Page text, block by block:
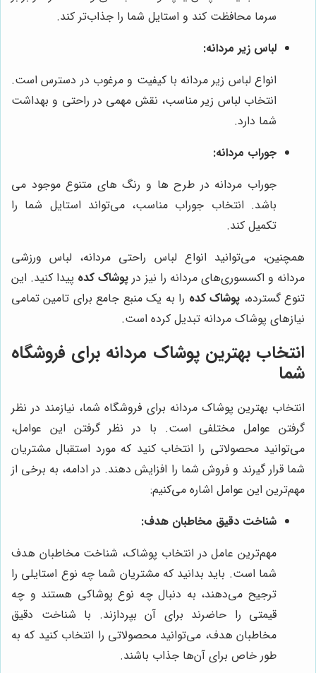
سرما محافظت کند و استایل شما را جذاب‌تر کند.
لباس زیر مردانه:
انواع لباس زیر مردانه با کیفیت و مرغوب در دسترس است.
انتخاب لباس زیر مناسب، نقش مهمی در راحتی و بهداشت
شما دارد.
جوراب مردانه:
جوراب مردانه در طرح ها و رنگ های متنوع موجود می
باشد. انتخاب جوراب مناسب، می‌تواند استایل شما را
تکمیل کند.
همچنین، می‌توانید انواع لباس راحتی مردانه، لباس ورزشی
مردانه و اکسسوری‌های مردانه را نیز در پوشاک کده پیدا کنید. این
تنوع گسترده، پوشاک کده را به یک منبع جامع برای تامین تمامی
نیازهای پوشاک مردانه تبدیل کرده است.
انتخاب بهترین پوشاک مردانه برای فروشگاه
شما
انتخاب بهترین پوشاک مردانه برای فروشگاه شما، نیازمند در نظر
گرفتن عوامل مختلفی است. با در نظر گرفتن این عوامل،
می‌توانید محصولاتی را انتخاب کنید که مورد استقبال مشتریان
شما قرار گیرند و فروش شما را افزایش دهند. در ادامه، به برخی از
مهم‌ترین این عوامل اشاره می‌کنیم:
شناخت دقیق مخاطبان هدف:
مهم‌ترین عامل در انتخاب پوشاک، شناخت مخاطبان هدف
شما است. باید بدانید که مشتریان شما چه نوع استایلی را
ترجیح می‌دهند، به دنبال چه نوع پوشاکی هستند و چه
قیمتی را حاضرند برای آن بپردازند. با شناخت دقیق
مخاطبان هدف، می‌توانید محصولاتی را انتخاب کنید که به
طور خاص برای آن‌ها جذاب باشند.